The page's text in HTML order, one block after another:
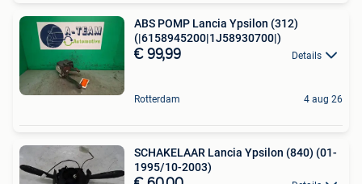
ABS POMP Lancia Ypsilon (312)
(|6158945200|1J58930700|)
€ 99,99 Details
Rotterdam 4 aug 26
SCHAKELAAR Lancia Ypsilon (840) (01-
1995/10-2003)